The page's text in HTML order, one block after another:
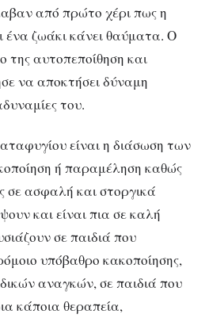
από πρώτο χέρι πως η
ζωάκι κάνει θαύματα. Ο
της αυτοπεποίθηση και
να αποκτήσει δύναμη
του.
είναι η διάσωση των
ή παραμέληση καθώς
σε ασφαλή και στοργικά
και είναι πια σε καλή
σε παιδιά που
υπόβαθρο κακοποίησης,
αναγκών, σε παιδιά που
κάποια θεραπεία,